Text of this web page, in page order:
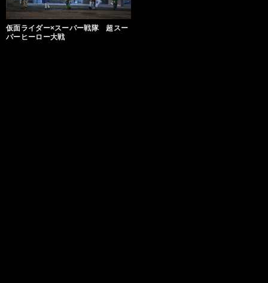
仮面ライダー×スーパー戦隊 超スー
パーヒーロー大戦